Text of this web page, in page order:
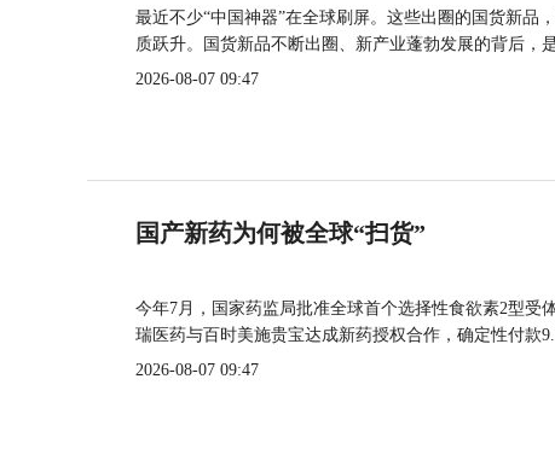
最近不少“中国神器”在全球刷屏。这些出圈的国货新品
质跃升。国货新品不断出圈、新产业蓬勃发展的背后，
2026-08-07 09:47
国产新药为何被全球“扫货”
今年7月，国家药监局批准全球首个选择性食欲素2型受
瑞医药与百时美施贵宝达成新药授权合作，确定性付
2026-08-07 09:47